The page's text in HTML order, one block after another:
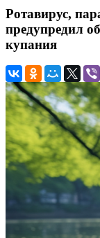
Ротавирус,
предупредил
купания